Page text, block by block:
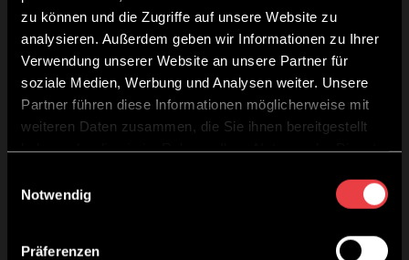
zu können und die Zugriffe auf unsere Website zu
analysieren. Außerdem geben wir Informationen zu Ihrer
Verwendung unserer Website an unsere Partner für
soziale Medien, Werbung und Analysen weiter. Unsere
Partner führen diese Informationen möglicherweise mit
weiteren Daten zusammen, die Sie ihnen bereitgestellt
Notwendig
Präferenzen
Arbeitsmaterial (Köpfe, Farben, etc.) in bester Qualität zu. Wir
garantieren ein Top/Preisleistungsverhältnis.
Welchen Ausbildungsstand haben die Seminarteilnehmer?*
Steht W-Lan in Ihrem Salon zur Verfügung?
Mitarbeitern ändern?